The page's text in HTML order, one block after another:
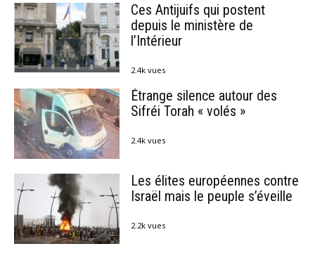
Ces Antijuifs qui postent
depuis le ministère de
l’Intérieur
2.4k vues
Étrange silence autour des
Sifréi Torah « volés »
2.4k vues
Les élites européennes contre
Israël mais le peuple s’éveille
2.2k vues